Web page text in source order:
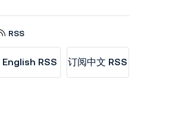
RSS
English RSS 订阅中文 RSS